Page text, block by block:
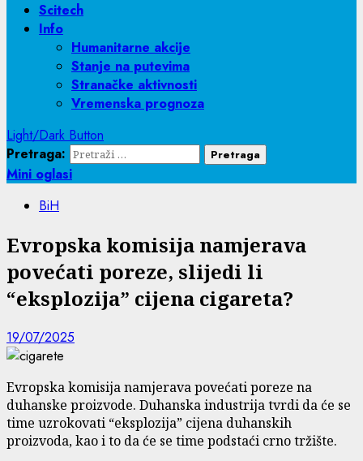
Scitech
Info
Humanitarne akcije
Stanje na putevima
Stranačke aktivnosti
Vremenska prognoza
Light/Dark Button
Pretraga:
Mini oglasi
BiH
Evropska komisija namjerava
povećati poreze, slijedi li
“eksplozija” cijena cigareta?
19/07/2025
Evropska komisija namjerava povećati poreze na
duhanske proizvode. Duhanska industrija tvrdi da će se
time uzrokovati “eksplozija” cijena duhanskih
proizvoda, kao i to da će se time podstaći crno tržište.